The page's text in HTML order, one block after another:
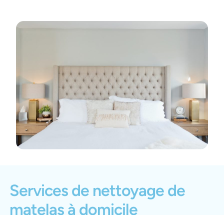
Services de nettoyage de
matelas à domicile